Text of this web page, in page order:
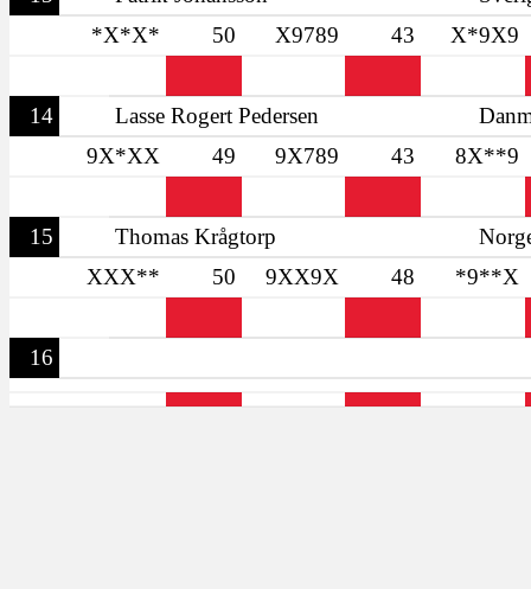
*X*X*
50 X9789 43 X*9X9
14 Lasse Rogert Pedersen
9X*XX
49 9X789 43 8X**9
15 Thomas Krågtorp
XXX**
50 9XX9X 48 *9**X
16